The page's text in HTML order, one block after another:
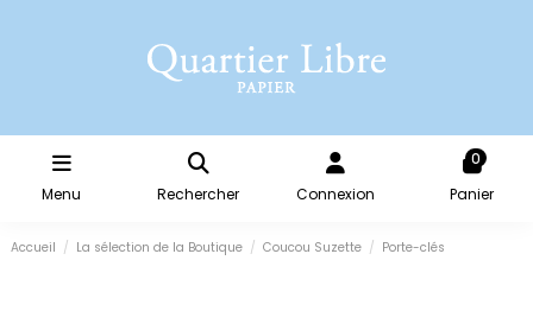
Menu Rechercher Connexion
0
Panier
Accueil La sélection de la Boutique Coucou Suzette Porte-clés